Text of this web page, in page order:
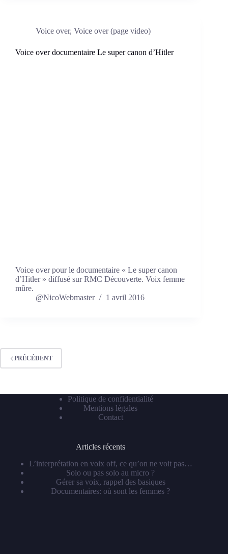
Voice over, Voice over (page video)
Voice over documentaire Le super canon d’Hitler
Voice over pour le documentaire « Le super canon
d’Hitler » diffusé sur RMC Découverte. Voix femme
mûre.
@NicoWebmaster
1 avril 2016
PRÉCÉDENT
Politique de confidentialité
Mentions légales
Contact
Articles récents
L’interprétation en voix off, ce qu’on ne voit pas…
Solo ou pas solo au micro ?
Gérer sa voix, rappel des basiques
Documentaires: où sont les femmes ?